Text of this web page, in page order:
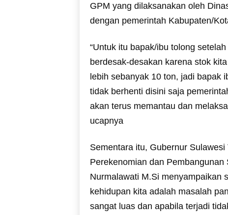
GPM yang dilaksanakan oleh
dengan pemerintah Kabupaten/
“Untuk itu bapak/ibu tolong
berdesak-desakan karena stok
lebih sebanyak 10 ton, jadi bapak
tidak berhenti disini saja
akan terus memantau dan
ucapnya
Sementara itu, Gubernur
Perekenomian dan
Nurmalawati M.Si menyampaikan
kehidupan kita adalah masalah
sangat luas dan apabila terjadi